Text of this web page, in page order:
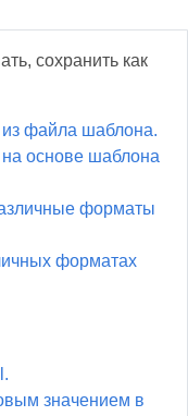
сохранить как
из файла шаблона.
основе шаблона
форматы
форматах
значением в